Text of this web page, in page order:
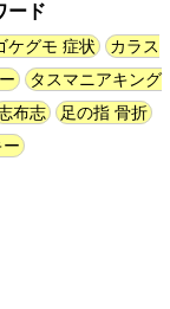
ラブロックの指輪
) (08.05 16:00)
らに笛っぽくした
なりました
ード
ケグモ 症状
カラス
タスマニアキング
布志
足の指 骨折